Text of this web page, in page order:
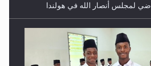
لمجلس أنصار الله في هولندا